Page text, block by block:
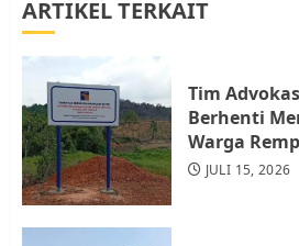
ARTIKEL TERKAIT
Tim
Berhenti
Warga
JULI 15, 2026
4
Warga
Resahkan
JULI 17, 2026